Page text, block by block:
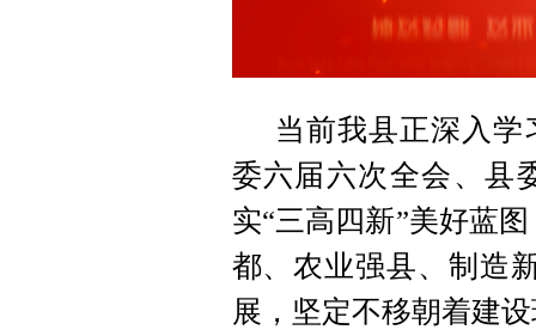
当前我县正深入
委六届六次全会、县
实“三高四新”美好蓝
都、农业强县、制造
展，坚定不移朝着建